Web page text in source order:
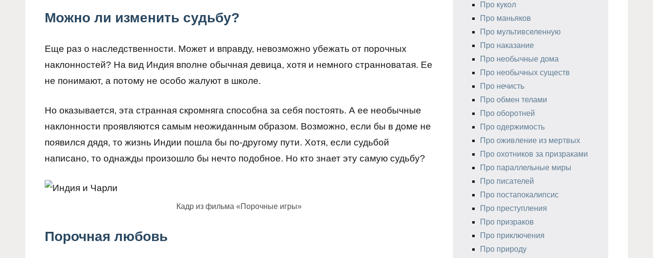
Можно ли изменить судьбу?
Еще раз о наследственности. Может и вправду, невозможно убежать от порочных
наклонностей? На вид Индия вполне обычная девица, хотя и немного странноватая. Ее
не понимают, а потому не особо жалуют в школе.
Но оказывается, эта странная скромняга способна за себя постоять. А ее необычные
наклонности проявляются самым неожиданным образом. Возможно, если бы в доме не
появился дядя, то жизнь Индии пошла бы по-другому пути. Хотя, если судьбой
написано, то однажды произошло бы нечто подобное. Но кто знает эту самую судьбу?
Кадр из фильма «Порочные игры»
Порочная любовь
Про кукол
Про маньяков
Про мультивселенную
Про наказание
Про необычные дома
Про необычных существ
Про нечисть
Про обмен телами
Про оборотней
Про одержимость
Про оживление из мертвых
Про охотников за призраками
Про параллельные миры
Про писателей
Про постапокалипсис
Про преступления
Про призраков
Про приключения
Про природу